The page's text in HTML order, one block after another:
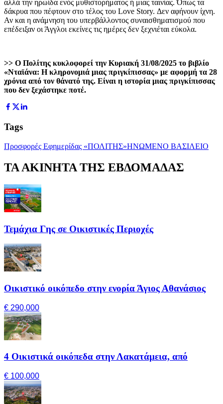
αλλά την ηρωίδα ενός μυθιστορήματος ή μιας ταινίας. Όπως τα
δάκρυα που πέφτουν στο τέλος του Love Story. Δεν αφήνουν ίχνη.
Αν και η ανάμνηση του υπερβάλλοντος συναισθηματισμού που
επέδειξαν οι Άγγλοι εκείνες τις ημέρες δεν ξεχνιέται εύκολα.
>> Ο Πολίτης κυκλοφορεί την Κυριακή 31/08/2025 το βιβλίο
«Νταϊάνα: Η κληρονομιά μιας πριγκίπισσας» με αφορμή τα 28
χρόνια από τον θάνατό της. Είναι η ιστορία μιας πριγκίπισσας
που δεν ξεχάστηκε ποτέ.
Tags
Προσφορές Εφημερίδας «ΠΟΛΙΤΗΣ»ΗΝΩΜΕΝΟ ΒΑΣΙΛΕΙΟ
ΤΑ ΑΚΙΝΗΤΑ ΤΗΣ ΕΒΔΟΜΑΔΑΣ
Τεμάχια Γης σε Οικιστικές Περιοχές
Οικιστικό οικόπεδο στην ενορία Άγιος Αθανάσιος
€ 290,000
4 Οικιστικά οικόπεδα στην Λακατάμεια, από
€ 100,000